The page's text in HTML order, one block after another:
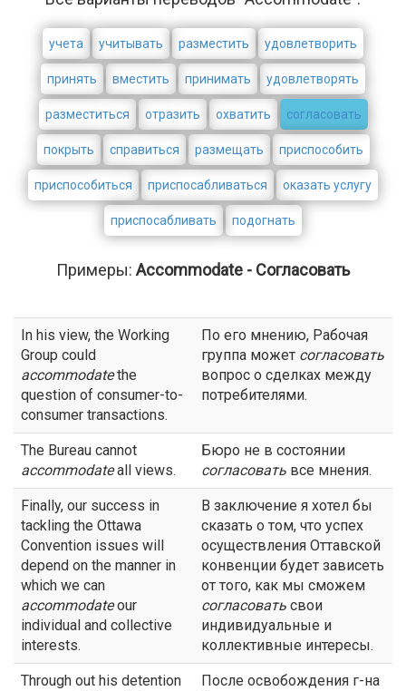
учета учитывать разместить удовлетворить
принять вместить принимать удовлетворять
разместиться отразить охватить согласовать
покрыть справиться размещать приспособить
приспособиться приспосабливаться оказать услугу
приспосабливать подогнать
Примеры: Accommodate - Согласовать
In his view, the Working
Group could
accommodatethe
question of consumer-to-
consumer transactions.
По его мнению, Рабочая
группа может согласовать
вопрос о сделках между
потребителями.
The Bureau cannot
accommodateall views.
Бюро не в состоянии
согласовать все мнения.
Finally, our success in
tackling the Ottawa
Convention issues will
depend on the manner in
which we can
accommodateour
individual and collective
interests.
В заключение я хотел бы
сказать о том, что успех
осуществления Оттавской
конвенции будет зависеть
от того, как мы сможем
согласовать свои
индивидуальные и
коллективные интересы.
Through out his detention
После освобождения г-на